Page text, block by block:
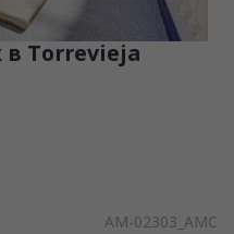
Torrevieja
AM-02303_AMC